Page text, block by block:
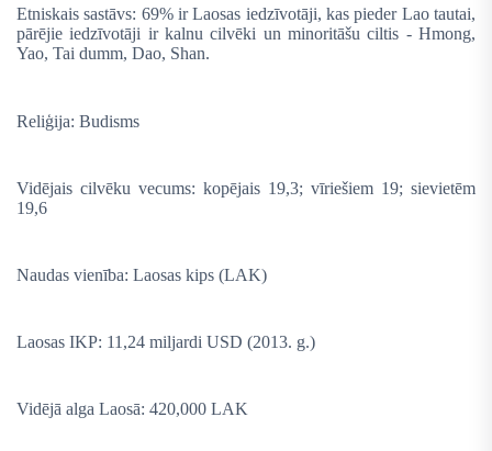
Etniskais sastāvs: 69% ir Laosas iedzīvotāji, kas pieder Lao tautai,
pārējie iedzīvotāji ir kalnu cilvēki un minoritāšu ciltis - Hmong,
Yao, Tai dumm, Dao, Shan.
Reliģija: Budisms
Vidējais cilvēku vecums: kopējais 19,3; vīriešiem 19; sievietēm
19,6
Naudas vienība: Laosas kips (LAK)
Laosas IKP: 11,24 miljardi USD (2013. g.)
Vidējā alga Laosā: 420,000 LAK